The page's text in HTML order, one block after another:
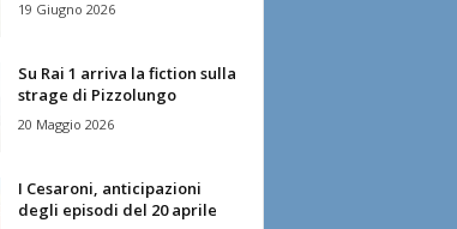
19 Giugno 2026
Su Rai 1 arriva la fiction sulla
strage di Pizzolungo
20 Maggio 2026
I Cesaroni, anticipazioni
degli episodi del 20 aprile